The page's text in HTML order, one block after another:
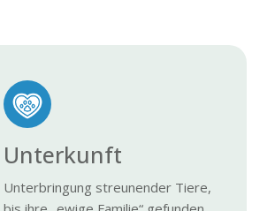
Unterkunft
Unterbringung streunender Tiere,